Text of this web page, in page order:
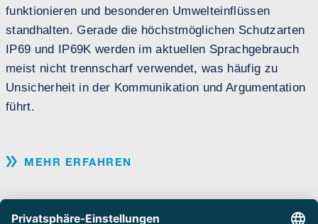
funktionieren und besonderen Umwelteinflüssen
standhalten. Gerade die höchstmöglichen Schutzarten
IP69 und IP69K werden im aktuellen Sprachgebrauch
meist nicht trennscharf verwendet, was häufig zu
Unsicherheit in der Kommunikation und Argumentation
führt.
MEHR ERFAHREN